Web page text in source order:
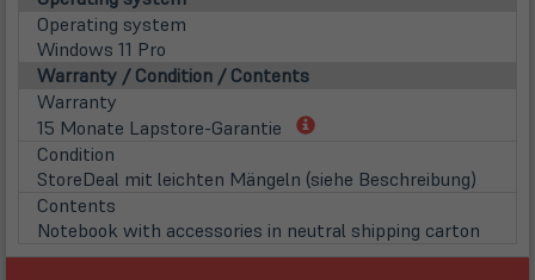
Operating system
Windows 11 Pro
Warranty / Condition / Contents
Warranty
15 Monate Lapstore-Garantie
(öffnet
neuem
Condition
StoreDeal mit leichten Mängeln (siehe Beschreibung)
Contents
Notebook with accessories in neutral shipping carton